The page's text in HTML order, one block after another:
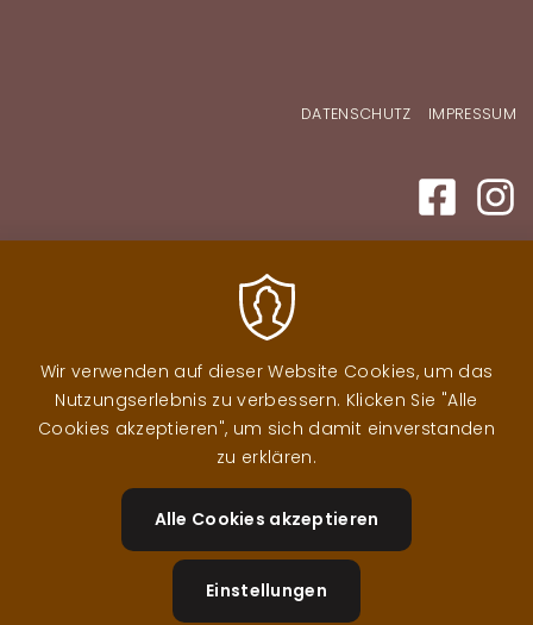
DATENSCHUTZ IMPRESSUM
Wir verwenden auf dieser Website Cookies, um das
Nutzungserlebnis zu verbessern. Klicken Sie "Alle
Cookies akzeptieren", um sich damit einverstanden
zu erklären.
Alle Cookies akzeptieren
Einstellungen